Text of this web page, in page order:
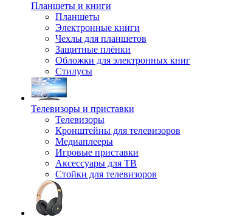
Планшеты и книги
Планшеты
Электронные книги
Чехлы для планшетов
Защитные плёнки
Обложки для электронных книг
Стилусы
Телевизоры и приставки
Телевизоры
Кронштейны для телевизоров
Медиаплееры
Игровые приставки
Аксессуары для ТВ
Стойки для телевизоров